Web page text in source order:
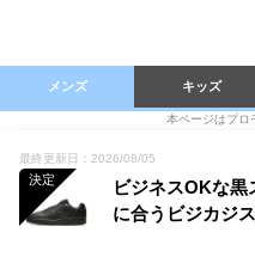
メンズ キッズ
本ページはプロ
最終更新日：2026/08/05
決定
ビジネスOKな黒
に合うビジカジ